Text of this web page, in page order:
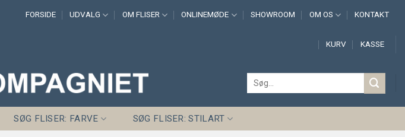
FORSIDE UDVALG OM FLISER ONLINEMØDE SHOWROOM OM OS KONTAKT
KURV KASSE
Søg
efter:
SØG FLISER: FARVE SØG FLISER: STILART